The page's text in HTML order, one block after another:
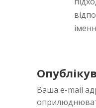
Ваша e-mail